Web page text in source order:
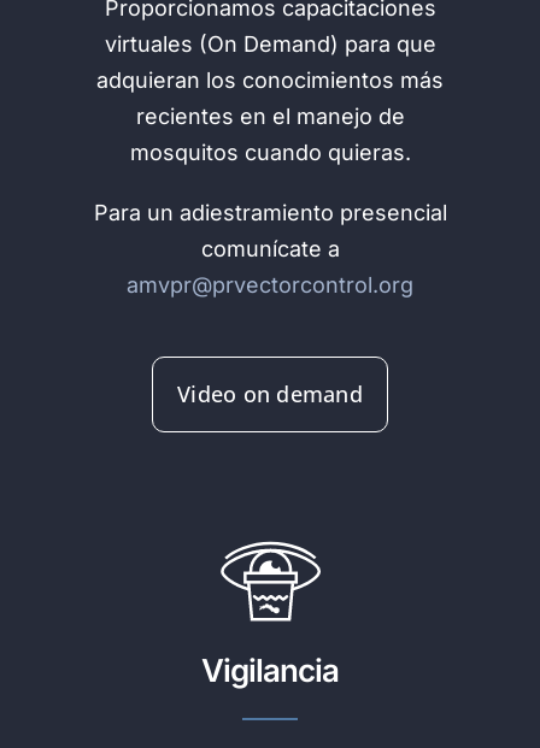
Proporcionamos capacitaciones
virtuales (On Demand) para que
adquieran los conocimientos más
recientes en el manejo de
mosquitos cuando quieras.
Para un adiestramiento presencial
comunícate a
amvpr@prvectorcontrol.org
Video on demand
Vigilancia